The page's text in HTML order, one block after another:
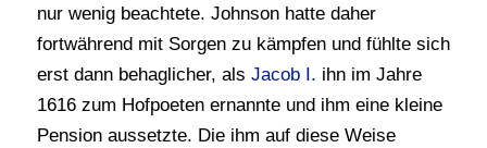
nur wenig beachtete. Johnson hatte daher
fortwährend mit Sorgen zu kämpfen und fühlte sich
erst dann behaglicher, als Jacob I. ihn im Jahre
1616 zum Hofpoeten ernannte und ihm eine kleine
Pension aussetzte. Die ihm auf diese Weise